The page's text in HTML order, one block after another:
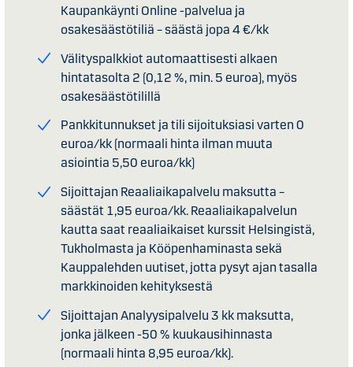
Kaupankäynti Online -palvelua ja
osakesäästötiliä – säästä jopa 4 €/kk
Välityspalkkiot automaattisesti alkaen
hintatasolta 2 (0,12 %, min. 5 euroa), myös
osakesäästötilillä
Pankkitunnukset ja tili sijoituksiasi varten 0
euroa/kk (normaali hinta ilman muuta
asiointia 5,50 euroa/kk)
Sijoittajan Reaaliaikapalvelu maksutta –
säästät 1,95 euroa/kk. Reaaliaikapalvelun
kautta saat reaaliaikaiset kurssit Helsingistä,
Tukholmasta ja Kööpenhaminasta sekä
Kauppalehden uutiset, jotta pysyt ajan tasalla
markkinoiden kehityksestä
Sijoittajan Analyysipalvelu 3 kk maksutta,
jonka jälkeen -50 % kuukausihinnasta
(normaali hinta 8,95 euroa/kk).